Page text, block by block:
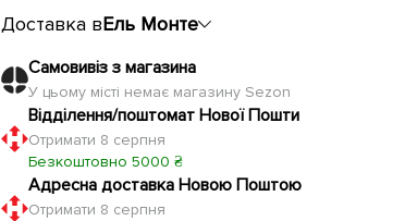
Доставка вЕль Монте
Самовивіз з магазина
У цьому місті немає магазину Sezon
Відділення/поштомат Нової Пошти
Отримати 8 серпня
Безкоштовно 5000 ₴
Адресна доставка Новою Поштою
Отримати 8 серпня